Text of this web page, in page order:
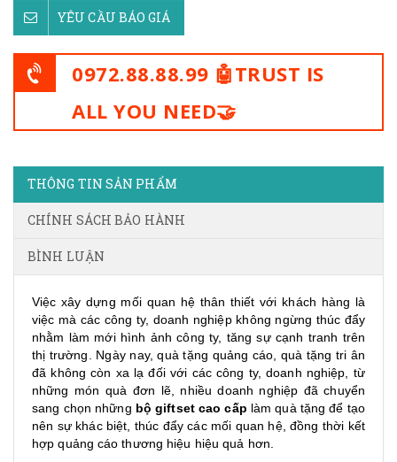
YÊU CẦU BÁO GIÁ
0972.88.88.99 🤖TRUST IS
ALL YOU NEED🤝
THÔNG TIN SẢN PHẨM
CHÍNH SÁCH BẢO HÀNH
BÌNH LUẬN
Việc xây dựng mối quan hệ thân thiết với khách hàng là
việc mà các công ty, doanh nghiệp không ngừng thúc đẩy
nhằm làm mới hình ảnh công ty, tăng sự cạnh tranh trên
thị trường. Ngày nay, quà tặng quảng cáo, quà tặng tri ân
đã không còn xa lạ đối với các công ty, doanh nghiệp, từ
những món quà đơn lẽ, nhiều doanh nghiệp đã chuyển
sang chọn những bộ giftset cao cấp làm quà tặng để tạo
nên sự khác biệt, thúc đẩy các mối quan hệ, đồng thời kết
hợp quảng cáo thương hiệu hiệu quả hơn.